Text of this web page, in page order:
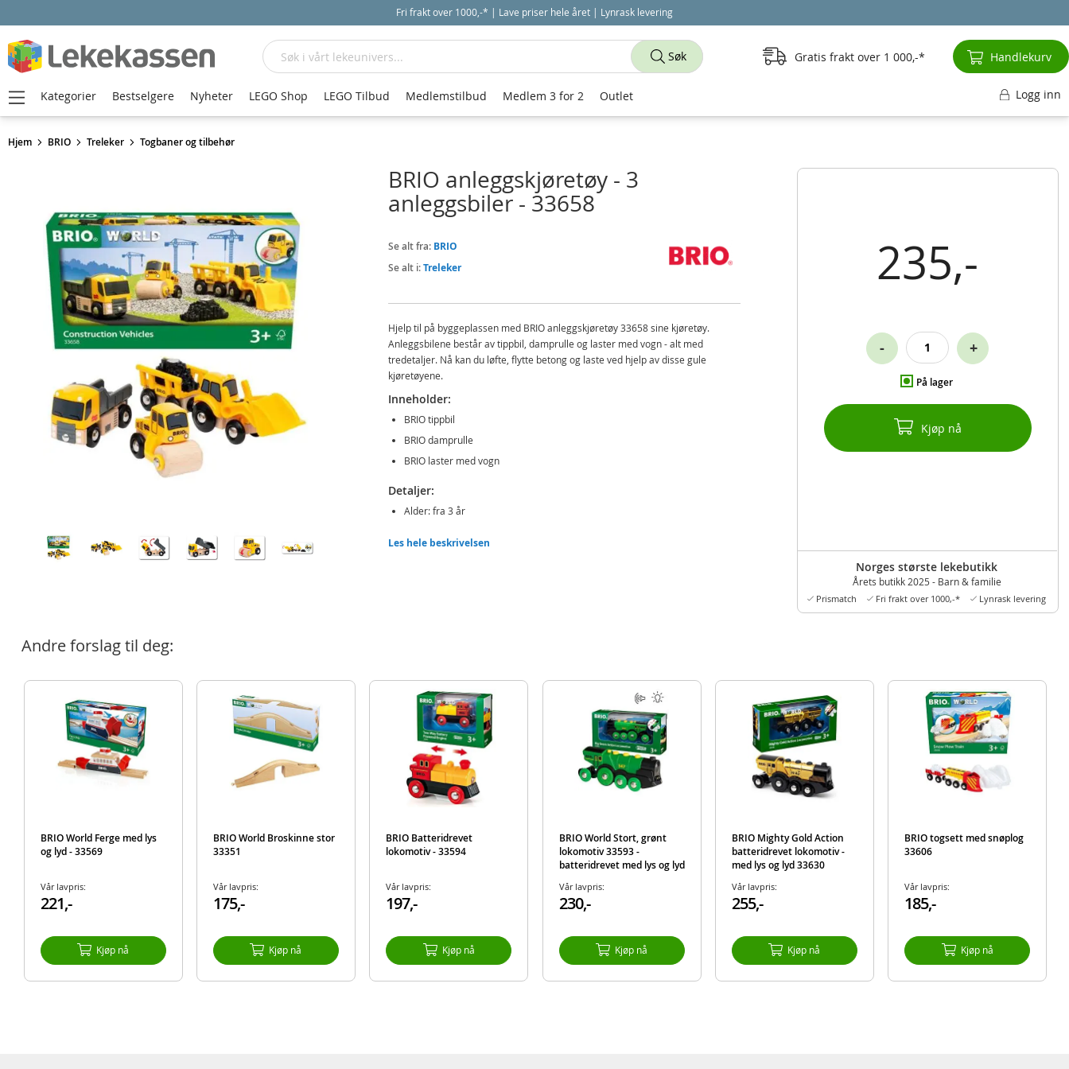
Fri frakt over 1000,-* | Lave priser hele året | Lynrask levering
Hjem BRIO Treleker Togbaner og tilbehør
235,-
På lager
- +
Kjøp nå
Norges største lekebutikk
Årets butikk 2025 - Barn & familie
Prismatch Fri frakt over 1000,-* Lynrask levering
BRIO anleggskjøretøy - 3
anleggsbiler - 33658
Se alt fra: BRIO
Se alt i:Treleker
Hjelp til på byggeplassen med BRIO anleggskjøretøy 33658 sine kjøretøy.
Anleggsbilene består av tippbil, damprulle og laster med vogn - alt med
tredetaljer. Nå kan du løfte, flytte betong og laste ved hjelp av disse gule
kjøretøyene.
Inneholder:
BRIO tippbil
BRIO damprulle
BRIO laster med vogn
Detaljer:
Alder: fra 3 år
Produktdetaljer
Modell
Les hele beskrivelsen
Andre forslag til deg:
BRIO World Ferge med lys
og lyd - 33569
Vår lavpris:
221,-
Kjøp nå
BRIO World Broskinne stor
33351
Vår lavpris:
175,-
Kjøp nå
BRIO Batteridrevet
lokomotiv - 33594
Vår lavpris:
197,-
Kjøp nå
BRIO World Stort, grønt
lokomotiv 33593 -
batteridrevet med lys og lyd
Vår lavpris:
230,-
Kjøp nå
BRIO Mighty Gold Action
batteridrevet lokomotiv -
med lys og lyd 33630
Vår lavpris:
255,-
Kjøp nå
BRIO togsett med snøplog
33606
Vår lavpris:
185,-
Kjøp nå
Søk
Søk Gratis frakt over 1 000,- Handlekurv
Kategorier Bestselgere Nyheter LEGO Shop LEGO Tilbud Medlemstilbud Medlem 3 for 2 Outlet Logg inn